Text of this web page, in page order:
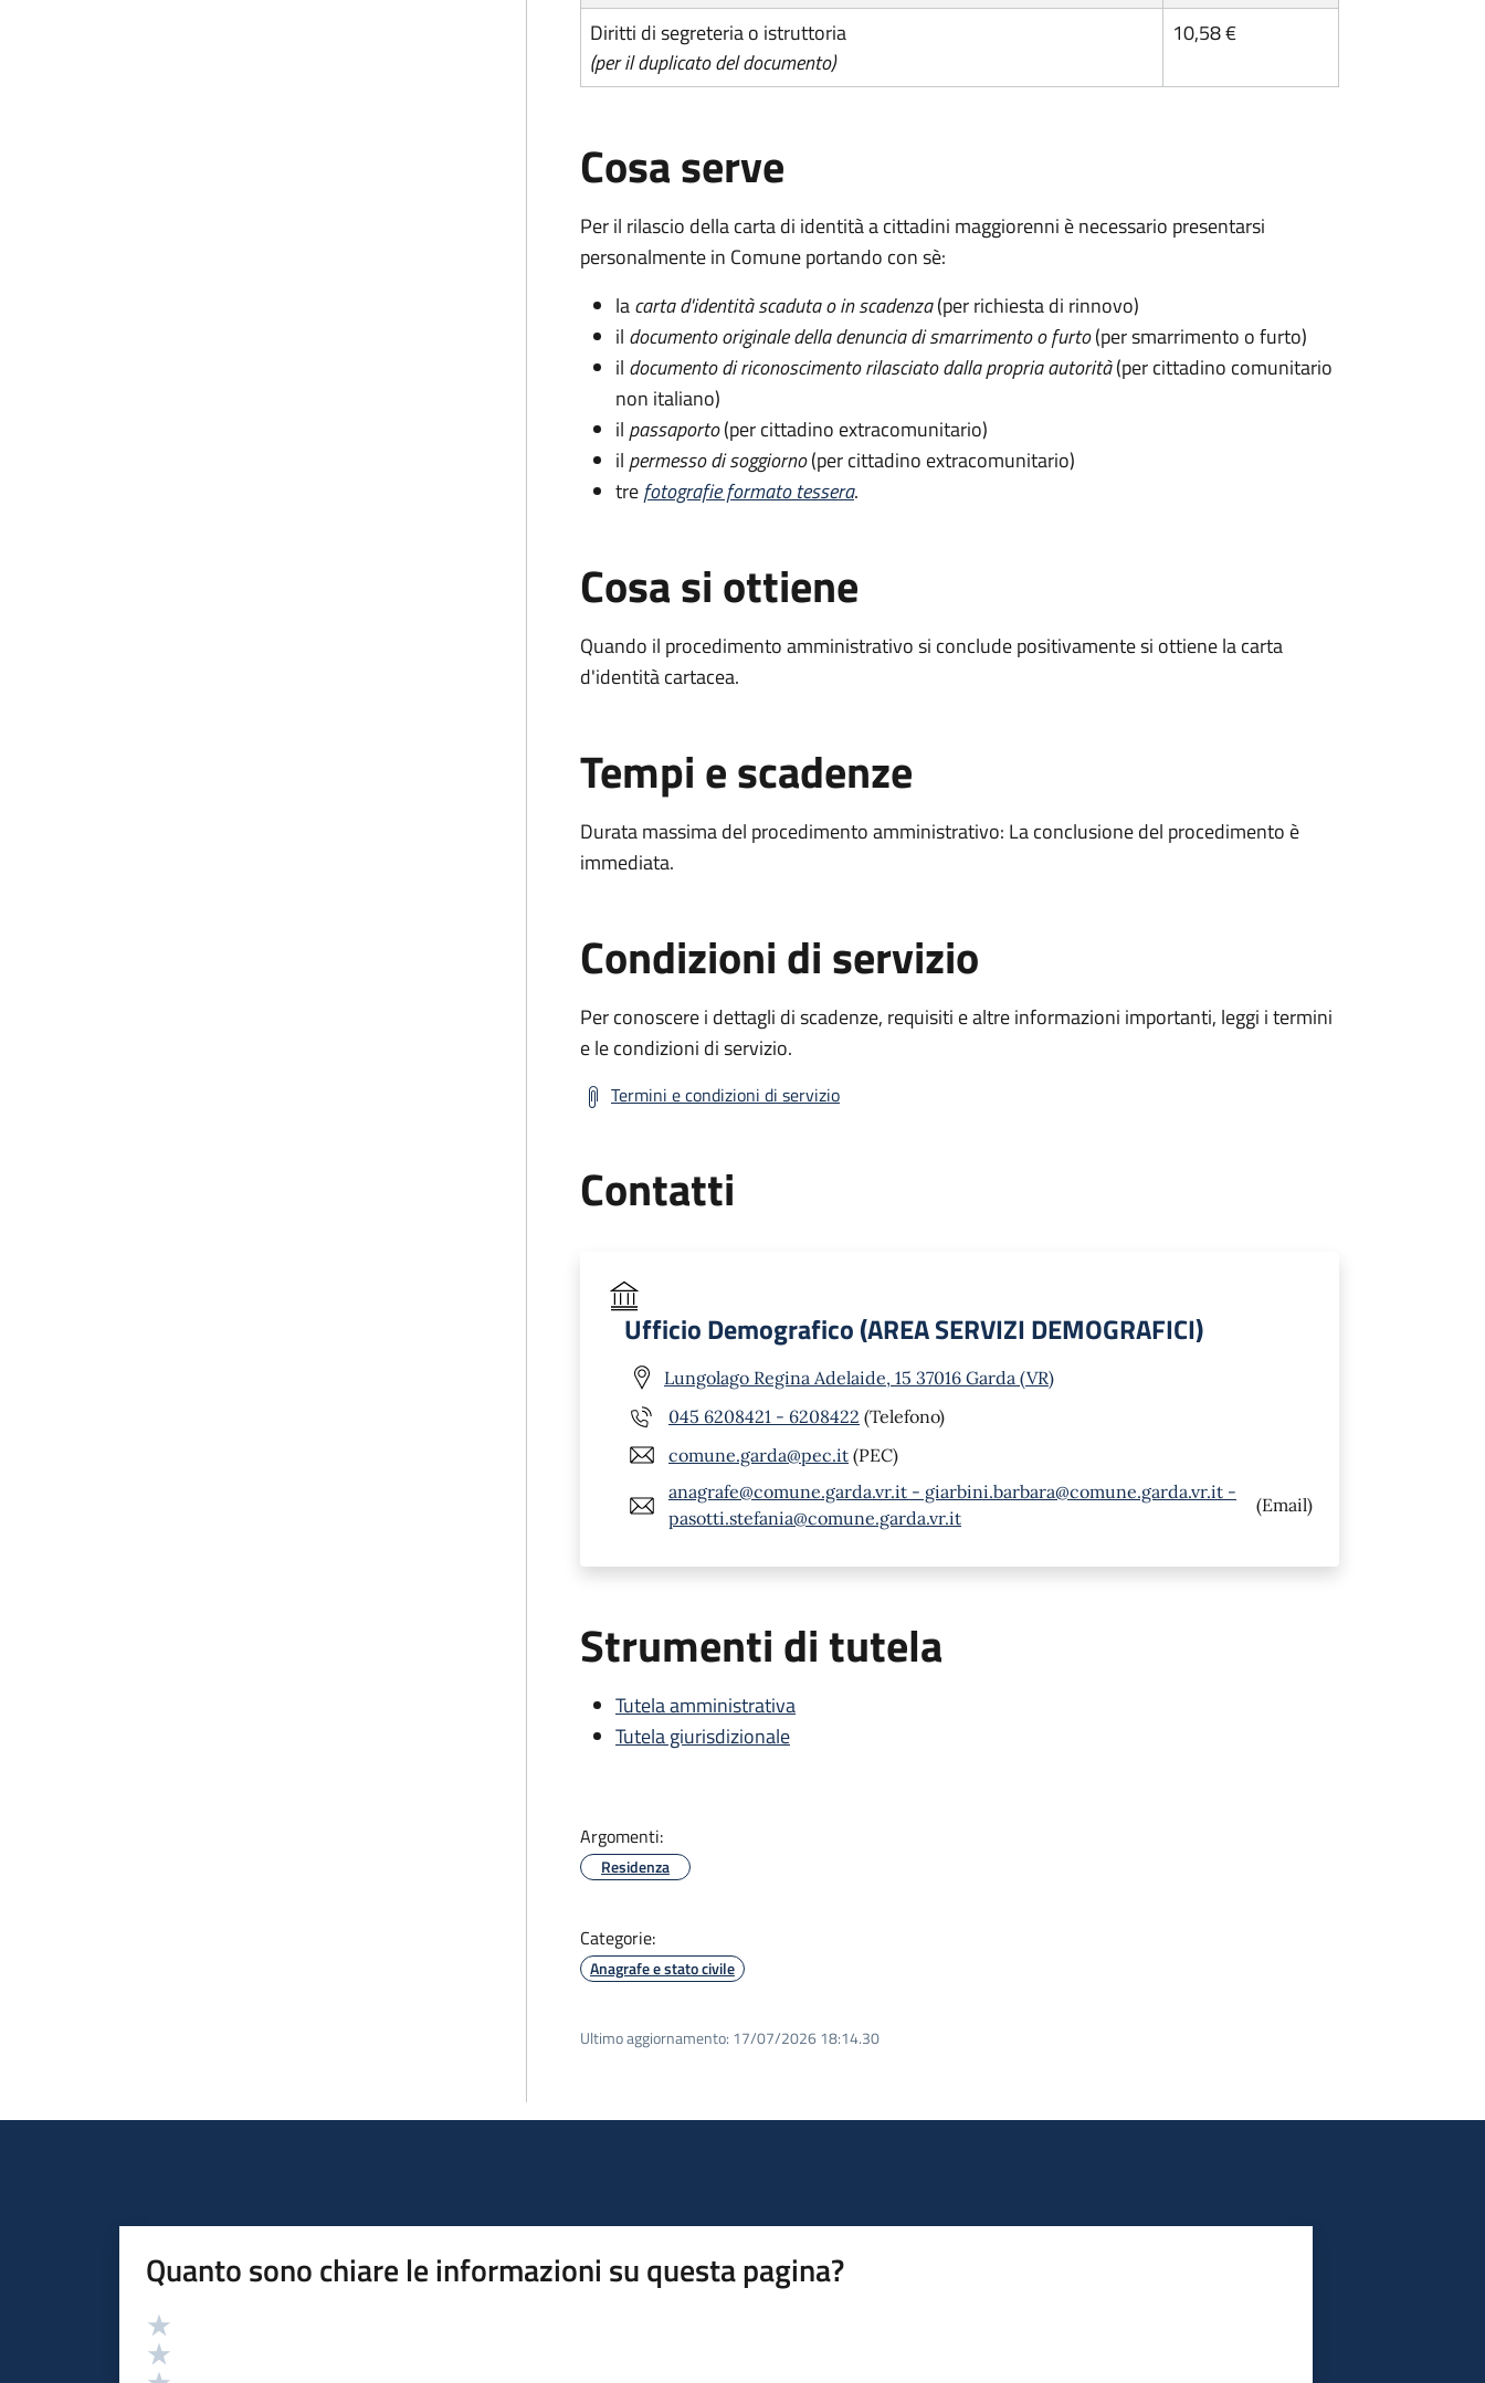
Diritti di segreteria o istruttoria
(per il duplicato del documento)
10,58 €
Cosa serve
Per il rilascio della carta di identità a cittadini maggiorenni è necessario presentarsi
personalmente in Comune portando con sè:
lacarta d'identità scaduta o in scadenza(per richiesta di rinnovo)
il documento originale della denuncia di smarrimento o furto(per smarrimento o furto)
il documento di riconoscimento rilasciato dalla propria autorità(per cittadino comunitario
non italiano)
il passaporto(per cittadino extracomunitario)
il permesso di soggiorno(per cittadino extracomunitario)
trefotografie formato tessera.
Cosa si ottiene
Quando il procedimento amministrativo si conclude positivamente si ottiene la carta
d'identità cartacea.
Tempi e scadenze
Durata massima del procedimento amministrativo: La conclusione del procedimento è
immediata.
Condizioni di servizio
Per conoscere i dettagli di scadenze, requisiti e altre informazioni importanti, leggi i termini
e le condizioni di servizio.
Termini e condizioni di servizio
Contatti
Ufficio Demografico (AREA SERVIZI DEMOGRAFICI)
Lungolago Regina Adelaide, 15 37016 Garda (VR)
045 6208421 - 6208422 (Telefono)
comune.garda@pec.it (PEC)
anagrafe@comune.garda.vr.it - giarbini.barbara@comune.garda.vr.it -
pasotti.stefania@comune.garda.vr.it
(Email)
Strumenti di tutela
Tutela amministrativa
Tutela giurisdizionale
Argomenti:
Residenza
Categorie:
Anagrafe e stato civile
Ultimo aggiornamento: 17/07/2026 18:14.30
Quanto sono chiare le informazioni su questa pagina?
Valutazione